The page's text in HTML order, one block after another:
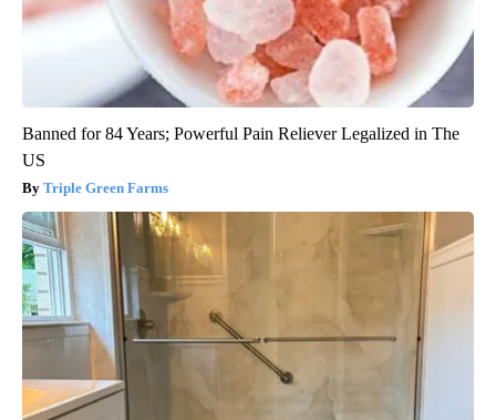
Banned for 84 Years; Powerful Pain Reliever Legalized in The
US
Triple Green Farms